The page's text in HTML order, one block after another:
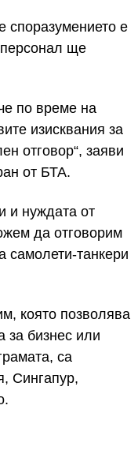
споразумението е
ще
по време на
изисквания за
отговор“, заяви
от БТА.
и нуждата от
да отговорим
самолети-танкери
която позволява
за бизнес или
са
Сингапур,